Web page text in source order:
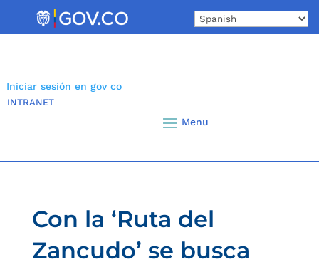
Iniciar sesión en gov co
INTRANET
Con la ‘Ruta del
Zancudo’ se busca